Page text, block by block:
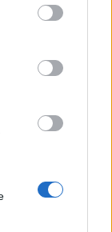
may click to
party tags to
below Google
teruggang in